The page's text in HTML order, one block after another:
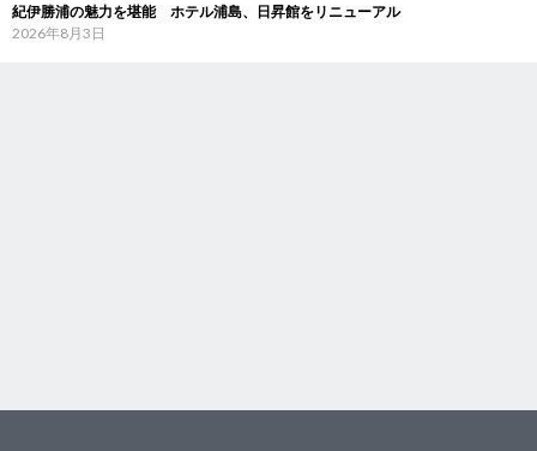
紀伊勝浦の魅力を堪能 ホテル浦島、日昇館をリニューアル
2026年8月3日